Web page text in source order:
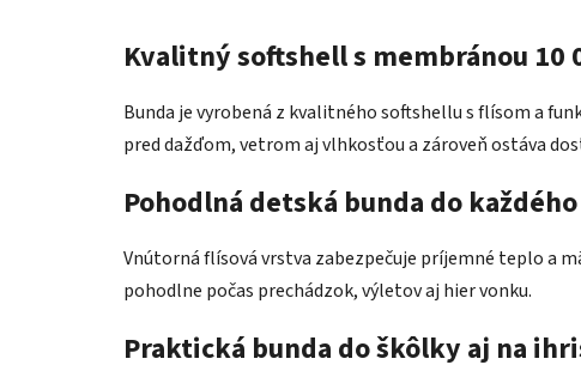
Kvalitný softshell s membránou 10
Bunda je vyrobená z kvalitného softshellu s flísom a
pred dažďom, vetrom aj vlhkosťou a zároveň ostáva
Pohodlná detská bunda do
Vnútorná flísová vrstva zabezpečuje príjemné teplo a
pohodlne počas prechádzok, výletov aj hier vonku.
Praktická bunda do škôlky aj na